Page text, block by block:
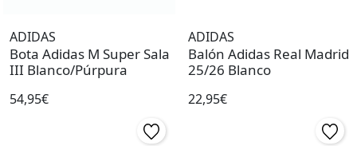
ADIDAS
Bota Adidas M Super Sala
III Blanco/Púrpura
54,95€
ADIDAS
Balón Adidas Real Madrid
25/26 Blanco
22,95€